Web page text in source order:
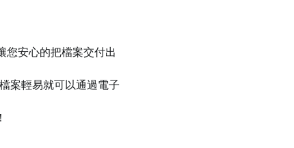
您安心的把檔案交付出
案輕易就可以通過電子